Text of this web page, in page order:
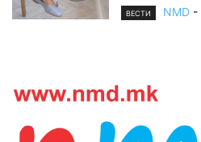
ВЕСТИ NMD -